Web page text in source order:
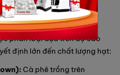
El Salvador
phân loại dựa trên độ cao
định lớn đến chất lượng hạt:
Cà phê trồng trên